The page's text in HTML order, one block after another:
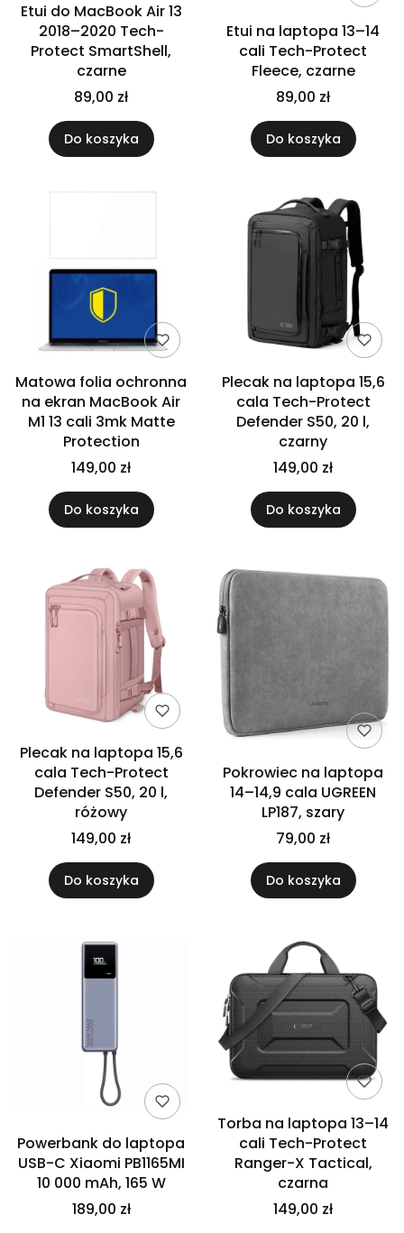
Etui do MacBook Air 13
2018–2020 Tech-
Protect SmartShell,
czarne
89,00 zł
Do koszyka
Etui na laptopa 13–14
cali Tech-Protect
Fleece, czarne
89,00 zł
Do koszyka
Matowa folia ochronna
na ekran MacBook Air
M1 13 cali 3mk Matte
Protection
149,00 zł
Do koszyka
Plecak na laptopa 15,6
cala Tech-Protect
Defender S50, 20 l,
czarny
149,00 zł
Do koszyka
Plecak na laptopa 15,6
cala Tech-Protect
Defender S50, 20 l,
różowy
149,00 zł
Do koszyka
Pokrowiec na laptopa
14–14,9 cala UGREEN
LP187, szary
79,00 zł
Do koszyka
Powerbank do laptopa
USB-C Xiaomi PB1165MI
10 000 mAh, 165 W
189,00 zł
Torba na laptopa 13–14
cali Tech-Protect
Ranger-X Tactical,
czarna
149,00 zł